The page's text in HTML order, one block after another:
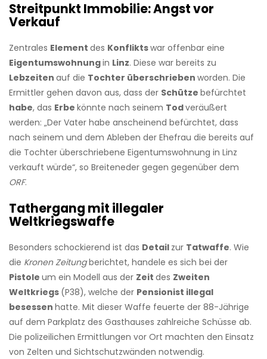
Streitpunkt Immobilie: Angst vor
Verkauf
Zentrales Element des Konfliktswar offenbar eine
Eigentumswohnungin Linz. Diese war bereits zu
Lebzeiten auf die Tochter überschrieben worden. Die
Ermittler gehen davon aus, dass der Schütze befürchtet
habe, das Erbe könnte nach seinem Todveräußert
werden: „Der Vater habe anscheinend befürchtet, dass
nach seinem und dem Ableben der Ehefrau die bereits auf
die Tochter überschriebene Eigentumswohnung in Linz
verkauft würde“, so Breiteneder gegen gegenüber dem
ORF.
Tathergang mit illegaler
Weltkriegswaffe
Besonders schockierend ist das Detail zur Tatwaffe. Wie
die Kronen Zeitungberichtet, handele es sich bei der
Pistole um ein Modell aus der Zeit des Zweiten
Weltkriegs (P38), welche der Pensionist illegal
besessen hatte. Mit dieser Waffe feuerte der 88-Jährige
auf dem Parkplatz des Gasthauses zahlreiche Schüsse ab.
Die polizeilichen Ermittlungen vor Ort machten den Einsatz
von Zelten und Sichtschutzwänden notwendig.